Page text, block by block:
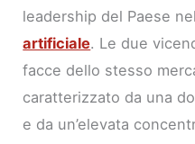
leadership del Paese
artificiale. Le due
facce dello stesso
caratterizzato da una
e da un’elevata